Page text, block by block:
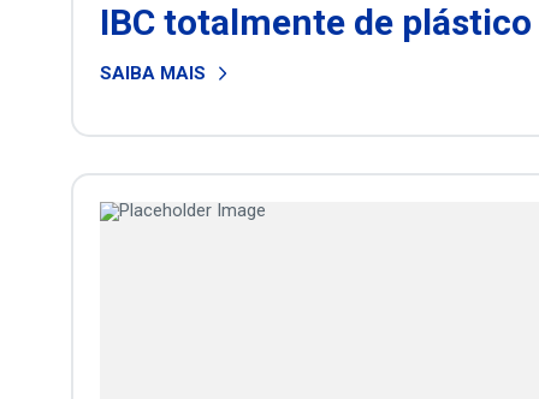
IBC totalmente de
SAIBA MAIS